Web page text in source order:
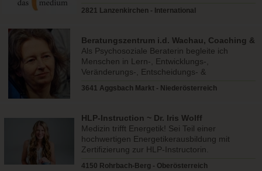
2821 Lanzenkirchen - International
Beratungszentrum i.d. Wachau, Coaching &
Supervision
Als Psychosoziale Beraterin begleite ich
Menschen in Lern-, Entwicklungs-,
Veränderungs-, Entscheidungs- &
3641 Aggsbach Markt - Niederösterreich
HLP-Instruction ~ Dr. Iris Wolff
Medizin trifft Energetik! Sei Teil einer
hochwertigen Energetikerausbildung mit
Zertifizierung zur HLP-Instructorin.
4150 Rohrbach-Berg - Oberösterreich